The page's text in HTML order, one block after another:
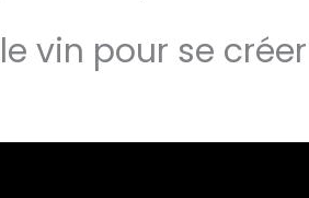
vin pour se